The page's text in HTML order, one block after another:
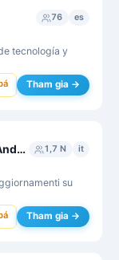
76 es
tecnología y
Tham gia →
Mioandroid - canale sul mondo Android - 1,7 N it
su
Tham gia →